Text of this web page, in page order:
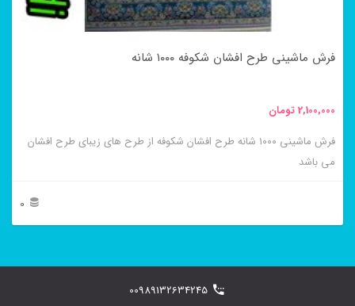
صفحه
انتخاب
شوند
فرش ماشینی طرح افشان شکوفه ۱۰۰۰ شانه
2,100,000تومان
فرش ماشینی ۱۰۰۰ شانه طرح افشان شکوفه از طرح های زیبای طرح افشان
می باشد
0
00989132634245